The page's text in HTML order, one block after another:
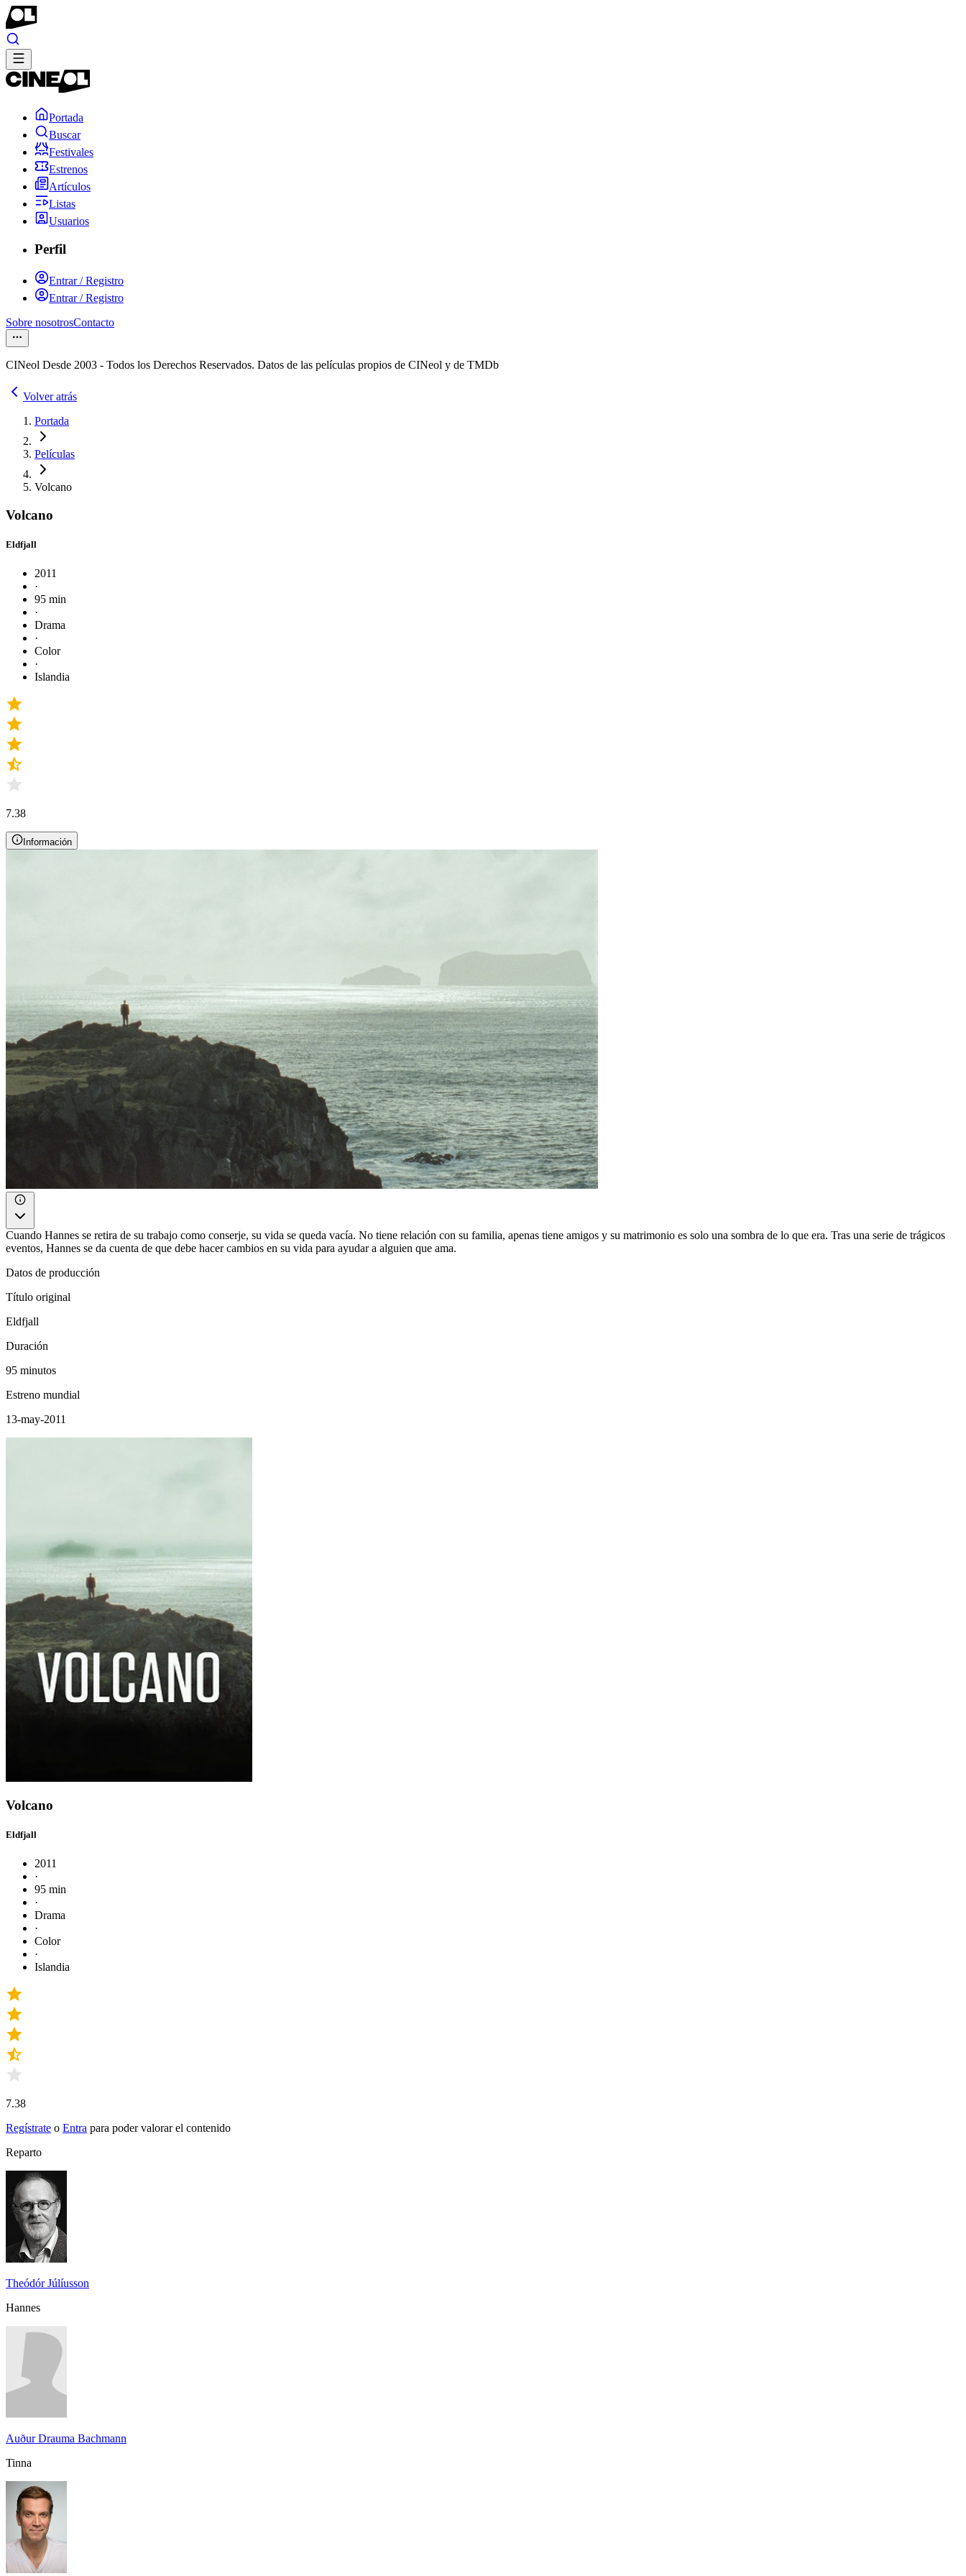
Portada
Buscar
Festivales
Estrenos
Artículos
Listas
Usuarios
Perfil
Entrar / Registro
Entrar / Registro
Sobre nosotrosContacto
CINeol Desde 2003 - Todos los Derechos Reservados. Datos de las películas propios de CINeol y de TMDb
Volver atrás
Portada
Películas
Volcano
Volcano
Eldfjall
2011
·
95 min
·
Drama
·
Color
·
Islandia
7.38
Información
Cuando Hannes se retira de su trabajo como conserje, su vida se queda vacía. No tiene relación con su familia, apenas tiene amigos y su matrimonio es solo una sombra de lo que era. Tras una serie de trágicos
eventos, Hannes se da cuenta de que debe hacer cambios en su vida para ayudar a alguien que ama.
Datos de producción
Título original
Eldfjall
Duración
95 minutos
Estreno mundial
13-may-2011
Volcano
Eldfjall
2011
·
95 min
·
Drama
·
Color
·
Islandia
7.38
Regístrate o Entra para poder valorar el contenido
Reparto
Theódór Júlíusson
Hannes
Auður Drauma Bachmann
Tinna